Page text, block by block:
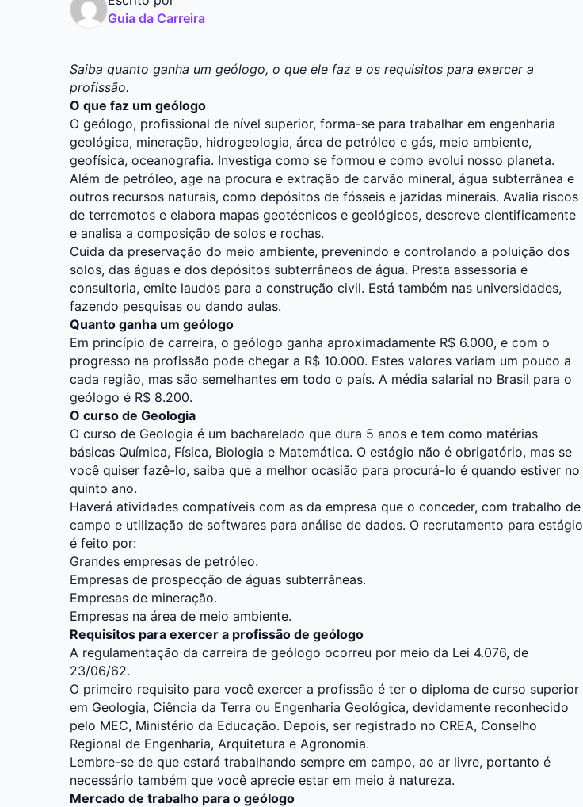
Guia da Carreira
Saiba quanto ganha um geólogo, o que ele faz e os requisitos para exercer a
profissão.
O que faz um geólogo
O geólogo, profissional de nível superior, forma-se para trabalhar em engenharia
geológica, mineração, hidrogeologia, área de petróleo e gás, meio ambiente,
geofísica, oceanografia. Investiga como se formou e como evolui nosso planeta.
Além de petróleo, age na procura e extração de carvão mineral, água subterrânea e
outros recursos naturais, como depósitos de fósseis e jazidas minerais. Avalia riscos
de terremotos e elabora mapas geotécnicos e geológicos, descreve cientificamente
e analisa a composição de solos e rochas.
Cuida da preservação do meio ambiente, prevenindo e controlando a poluição dos
solos, das águas e dos depósitos subterrâneos de água. Presta assessoria e
consultoria, emite laudos para a construção civil. Está também nas universidades,
fazendo pesquisas ou dando aulas.
Quanto ganha um geólogo
Em princípio de carreira, o geólogo ganha aproximadamente R$ 6.000, e com o
progresso na profissão pode chegar a R$ 10.000. Estes valores variam um pouco a
cada região, mas são semelhantes em todo o país. A média salarial no Brasil para o
geólogo é R$ 8.200.
O curso de Geologia
O curso de Geologia é um bacharelado que dura 5 anos e tem como matérias
básicas Química, Física, Biologia e Matemática. O estágio não é obrigatório, mas se
você quiser fazê-lo, saiba que a melhor ocasião para procurá-lo é quando estiver no
quinto ano.
Haverá atividades compatíveis com as da empresa que o conceder, com trabalho de
campo e utilização de softwares para análise de dados. O recrutamento para estágio
é feito por:
Grandes empresas de petróleo.
Empresas de prospecção de águas subterrâneas.
Empresas de mineração.
Empresas na área de meio ambiente.
Requisitos para exercer a profissão de geólogo
A regulamentação da carreira de geólogo ocorreu por meio da Lei 4.076, de
23/06/62.
O primeiro requisito para você exercer a profissão é ter o diploma de curso superior
em Geologia, Ciência da Terra ou Engenharia Geológica, devidamente reconhecido
pelo MEC, Ministério da Educação. Depois, ser registrado no CREA, Conselho
Regional de Engenharia, Arquitetura e Agronomia.
Lembre-se de que estará trabalhando sempre em campo, ao ar livre, portanto é
necessário também que você aprecie estar em meio à natureza.
Mercado de trabalho para o geólogo